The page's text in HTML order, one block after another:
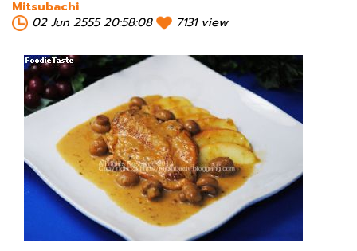
Mitsubachi
02 Jun 2555 20:58:08
7131 view